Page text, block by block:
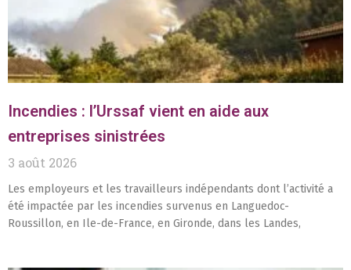
Incendies : l’Urssaf vient en aide aux
entreprises sinistrées
3 août 2026
Les employeurs et les travailleurs indépendants dont l’activité a
été impactée par les incendies survenus en Languedoc-
Roussillon, en Ile-de-France, en Gironde, dans les Landes,